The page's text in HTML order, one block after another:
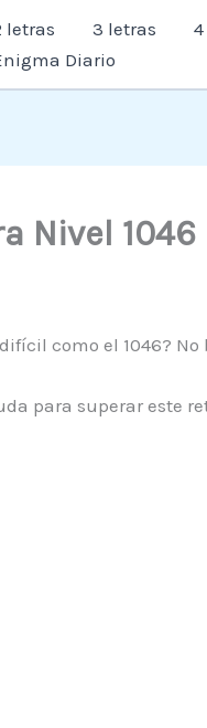
letras 3 letras
Diario
Nivel 1046
como el 1046? No
para superar este